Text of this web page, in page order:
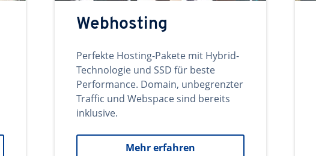
Webhosting
Perfekte Hosting-Pakete mit Hybrid-
Technologie und SSD für beste
Performance. Domain, unbegrenzter
Traffic und Webspace sind bereits
inklusive.
Mehr erfahren